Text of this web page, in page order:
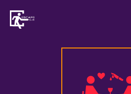
content